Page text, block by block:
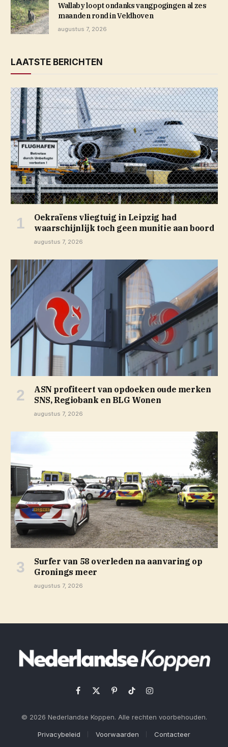
Wallaby loopt ondanks vangpogingen al zes
maanden rond in Veldhoven
augustus 7, 2026
LAATSTE BERICHTEN
Oekraïens vliegtuig in Leipzig had
waarschijnlijk toch geen munitie aan boord
augustus 7, 2026
ASN profiteert van opdoeken oude merken
SNS, Regiobank en BLG Wonen
augustus 7, 2026
Surfer van 58 overleden na aanvaring op
Gronings meer
augustus 7, 2026
Facebook
X
PinterestTikTokInstagram
© 2026 Nederlandse Koppen. Alle rechten voorbehouden.
Privacybeleid Voorwaarden Contacteer